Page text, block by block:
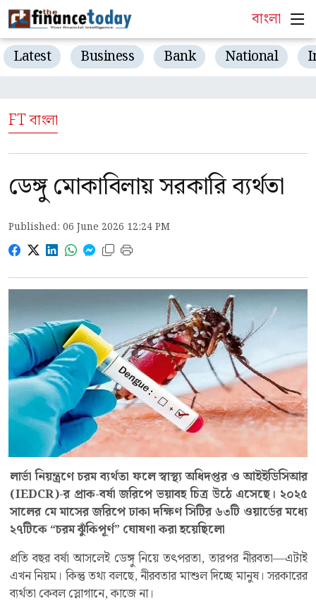
বাংলা
Latest Business Bank National
FT বাংলা
ডেঙ্গু মোকাবিলায় সরকারি ব্যর্থতা
Published: 06 June 2026 12:24 PM
লার্ভা নিয়ন্ত্রণে চরম ব্যর্থতা ফলে স্বাস্থ্য অধিদপ্তর ও আইইডিসিআর
(IEDCR)-র প্রাক-বর্ষা জরিপে ভয়াবহ চিত্র উঠে এসেছে। ২০২৫
সালের মে মাসের জরিপে ঢাকা দক্ষিণ সিটির ৬৩টি ওয়ার্ডের মধ্যে
২৭টিকে “চরম ঝুঁকিপূর্ণ” ঘোষণা করা হয়েছিলো
প্রতি বছর বর্ষা আসলেই ডেঙ্গু নিয়ে তৎপরতা, তারপর নীরবতা—এটাই
এখন নিয়ম। কিন্তু তথ্য বলছে, নীরবতার মাশুল দিচ্ছে মানুষ। সরকারের
ব্যর্থতা কেবল স্লোগানে, কাজে না।